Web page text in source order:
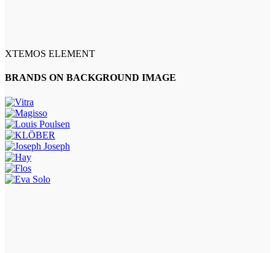
XTEMOS ELEMENT
BRANDS ON BACKGROUND IMAGE